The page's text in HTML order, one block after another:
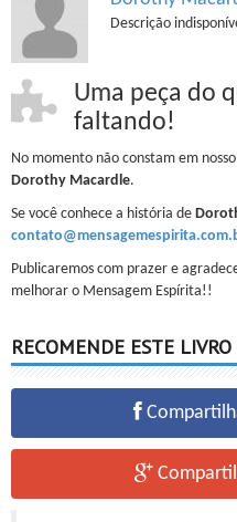
Descrição
Uma peça do
faltando!
No momento não constam em
Dorothy Macardle.
Se você conhece a história de
Publicaremos com prazer e
melhorar o Mensagem Espírita!!
RECOMENDE ESTE LIVRO